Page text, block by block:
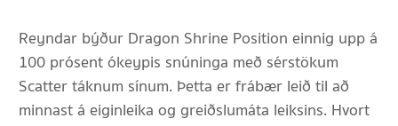
Reyndar býður Dragon Shrine Position einnig upp á
100 prósent ókeypis snúninga með sérstökum
Scatter táknum sínum. Þetta er frábær leið til að
minnast á eiginleika og greiðslumáta leiksins. Hvort